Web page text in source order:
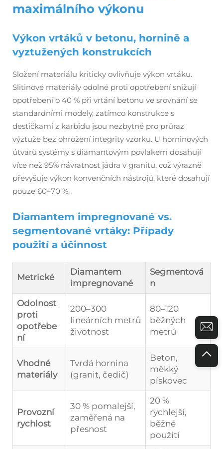
maximálního výkonu
Výkon vrtáků v betonu, hornině a
vyztužených konstrukcích
Složení materiálu kriticky ovlivňuje výkon vrtáku.
Slitinové materiály odolné proti opotřebení snižují
opotřebení o 40 % při vrtání betonu ve srovnání se
standardními modely, zatímco konstrukce s
destičkami z karbidu jsou nezbytné pro průraz
výztuže bez ohrožení integrity vzorku. U horninových
útvarů systémy s diamantovým povlakem dosahují
více než 95% návratnost jádra v granitu, což výrazně
převyšuje výkon konvenčních nástrojů, které dosahují
pouze 60–70 %.
Diamantem impregnované vs.
segmentované vrtáky: Případy
použití a účinnost
Metrické
Diamantem
impregnované
Segmentová
n
Odolnost
proti
opotřebe
ní
200–300
lineárních metrů
životnost
80–120
běžných
metrů
Vhodné
materiály
Tvrdá hornina
(granit, čedič)
Beton,
měkký
pískovec
Provozní
rychlost
30 % pomalejší,
zaměřená na
přesnost
20 %
rychlejší,
běžné
použití